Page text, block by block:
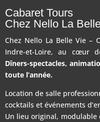
Cabaret Tours
Chez Nello La
Chez Nello La Belle Vie –
Indre-et-Loire, au cœur
Dîners-spectacles,
toute l’année.
Location de salle
cocktails et événements
Un lieu original, modulable